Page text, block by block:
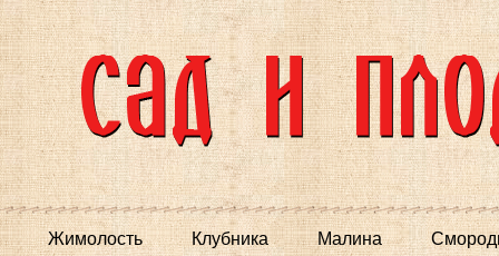
Жимолость Клубника Малина